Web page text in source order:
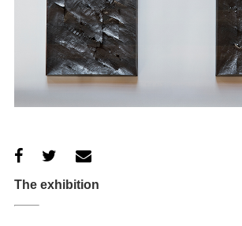
The exhibition